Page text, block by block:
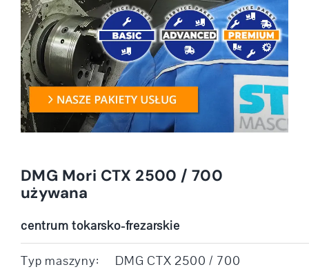
DMG Mori CTX 2500 / 700
używana
centrum tokarsko-frezarskie
Typ maszyny: DMG CTX 2500 / 700